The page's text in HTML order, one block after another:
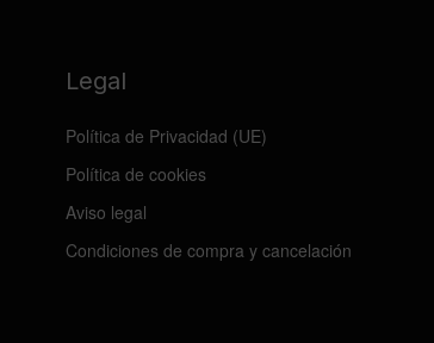
Legal
Política de Privacidad (UE)
Política de cookies
Aviso legal
Condiciones de compra y cancelación